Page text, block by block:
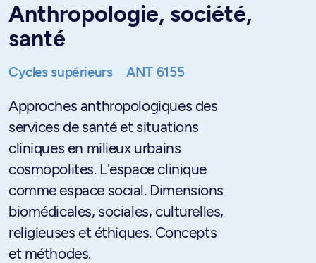
Anthropologie, société,
santé
Cycles supérieurs ANT 6155
Approches anthropologiques des
services de santé et situations
cliniques en milieux urbains
cosmopolites. L'espace clinique
comme espace social. Dimensions
biomédicales, sociales, culturelles,
religieuses et éthiques. Concepts
et méthodes.